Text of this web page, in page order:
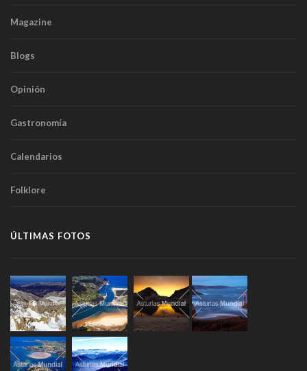
Magazine
Blogs
Opinión
Gastronomía
Calendarios
Folklore
ÚLTIMAS FOTOS